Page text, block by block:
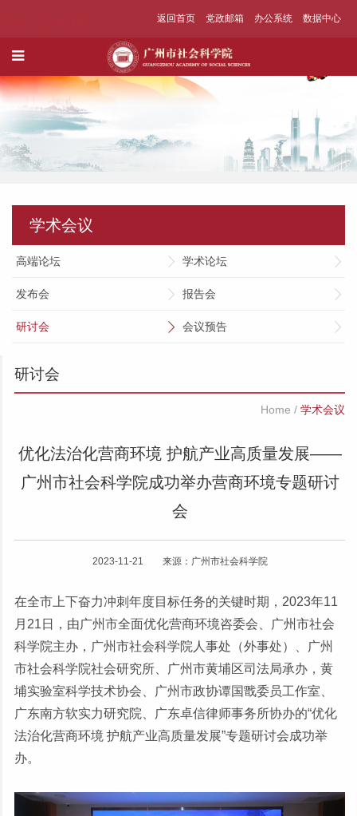
返回首页 党政邮箱 办公系统 数据中心
学术会议
高端论坛 学术论坛
发布会 报告会
研讨会 会议预告
研讨会
Home / 学术会议
优化法治化营商环境 护航产业高质量发展——
广州市社会科学院成功举办营商环境专题研讨
会
2023-11-21 来源：广州市社会科学院
在全市上下奋力冲刺年度目标任务的关键时期，2023年11
月21日，由广州市全面优化营商环境咨委会、广州市社会
科学院主办，广州市社会科学院人事处（外事处）、广州
市社会科学院社会研究所、广州市黄埔区司法局承办，黄
埔实验室科学技术协会、广州市政协谭国戬委员工作室、
广东南方软实力研究院、广东卓信律师事务所协办的“优化
法治化营商环境 护航产业高质量发展”专题研讨会成功举
办。